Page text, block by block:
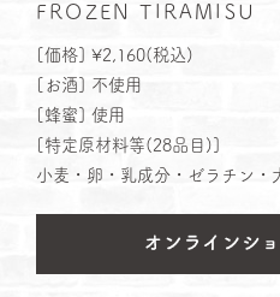
FROZEN TIRAMISU
[価格] ¥2,160(税込)
[お酒] 不使⽤
[蜂蜜] 使⽤
[特定原材料等(28品⽬)]
小麦・卵・乳成分・ゼラチン・